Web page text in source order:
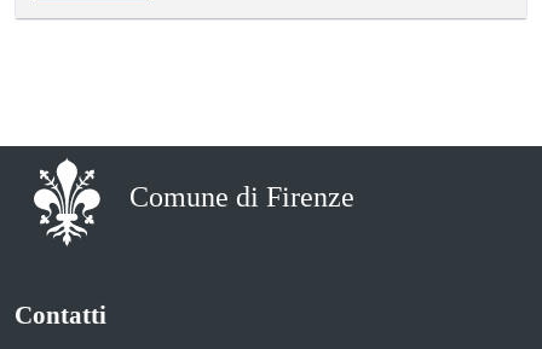
Comune di Firenze
Contatti